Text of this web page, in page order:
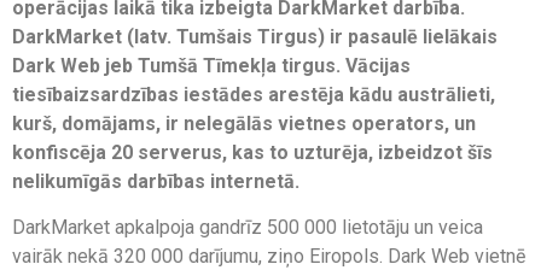
operācijas laikā tika izbeigta DarkMarket darbība.
DarkMarket (latv. Tumšais Tirgus) ir pasaulē lielākais
Dark Web jeb Tumšā Tīmekļa tirgus. Vācijas
tiesībaizsardzības iestādes arestēja kādu austrālieti,
kurš, domājams, ir nelegālās vietnes operators, un
konfiscēja 20 serverus, kas to uzturēja, izbeidzot šīs
nelikumīgās darbības internetā.
DarkMarket apkalpoja gandrīz 500 000 lietotāju un veica
vairāk nekā 320 000 darījumu, ziņo Eiropols. Dark Web vietnē